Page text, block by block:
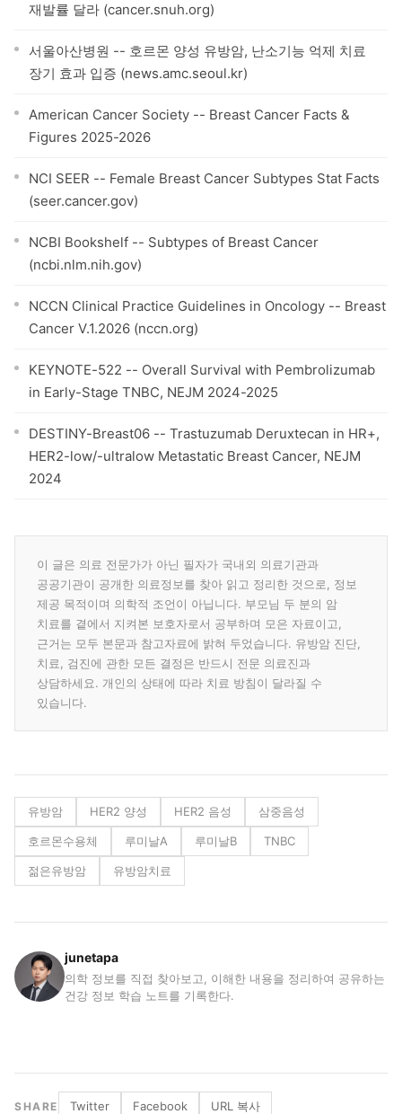
재발률 달라 (cancer.snuh.org)
서울아산병원 -- 호르몬 양성 유방암, 난소기능 억제 치료
장기 효과 입증 (news.amc.seoul.kr)
American Cancer Society -- Breast Cancer Facts &
Figures 2025-2026
NCI SEER -- Female Breast Cancer Subtypes Stat Facts
(seer.cancer.gov)
NCBI Bookshelf -- Subtypes of Breast Cancer
(ncbi.nlm.nih.gov)
NCCN Clinical Practice Guidelines in Oncology -- Breast
Cancer V.1.2026 (nccn.org)
KEYNOTE-522 -- Overall Survival with Pembrolizumab
in Early-Stage TNBC, NEJM 2024-2025
DESTINY-Breast06 -- Trastuzumab Deruxtecan in HR+,
HER2-low/-ultralow Metastatic Breast Cancer, NEJM
2024
이 글은 의료 전문가가 아닌 필자가 국내외 의료기관과
공공기관이 공개한 의료정보를 찾아 읽고 정리한 것으로, 정보
제공 목적이며 의학적 조언이 아닙니다. 부모님 두 분의 암
치료를 곁에서 지켜본 보호자로서 공부하며 모은 자료이고,
근거는 모두 본문과 참고자료에 밝혀 두었습니다. 유방암 진단,
치료, 검진에 관한 모든 결정은 반드시 전문 의료진과
상담하세요. 개인의 상태에 따라 치료 방침이 달라질 수
있습니다.
유방암 HER2 양성 HER2 음성 삼중음성
호르몬수용체 루미날A 루미날B TNBC
젊은유방암 유방암치료
junetapa
의학 정보를 직접 찾아보고, 이해한 내용을 정리하여 공유하는
건강 정보 학습 노트를 기록한다.
SHARE Twitter Facebook URL 복사